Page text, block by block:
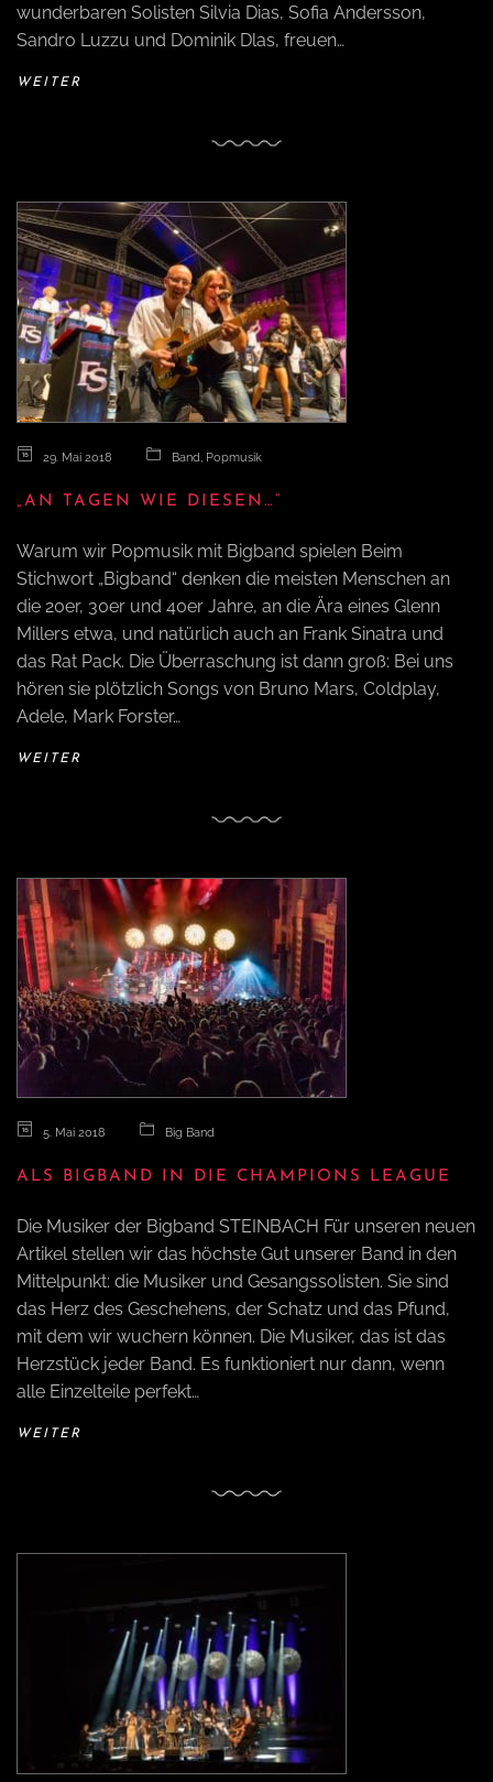
wunderbaren Solisten Silvia Dias, Sofia Andersson,
Sandro Luzzu und Dominik Dlas, freuen…
WEITER
29. Mai 2018 Band Popmusik
„AN TAGEN WIE DIESEN…“
Warum wir Popmusik mit Bigband spielen Beim
Stichwort „Bigband“ denken die meisten Menschen an
die 20er, 30er und 40er Jahre, an die Ära eines Glenn
Millers etwa, und natürlich auch an Frank Sinatra und
das Rat Pack. Die Überraschung ist dann groß: Bei uns
hören sie plötzlich Songs von Bruno Mars, Coldplay,
Adele, Mark Forster…
WEITER
5. Mai 2018 Big Band
ALS BIGBAND IN DIE CHAMPIONS LEAGUE
Die Musiker der Bigband STEINBACH Für unseren neuen
Artikel stellen wir das höchste Gut unserer Band in den
Mittelpunkt: die Musiker und Gesangssolisten. Sie sind
das Herz des Geschehens, der Schatz und das Pfund,
mit dem wir wuchern können. Die Musiker, das ist das
Herzstück jeder Band. Es funktioniert nur dann, wenn
alle Einzelteile perfekt…
WEITER